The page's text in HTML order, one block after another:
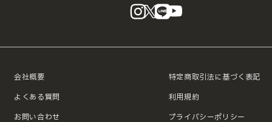
instagram
X LINE
会社概要
よくある質問
お問い合わせ
特定商取引法に基づく表記
利用規約
プライバシーポリシー